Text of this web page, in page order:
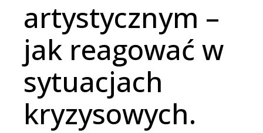
artystycznym –
jak reagować w
sytuacjach
kryzysowych.